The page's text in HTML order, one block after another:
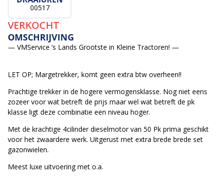
00517
VERKOCHT
OMSCHRIJVING
— VMService ’s Lands Grootste in Kleine Tractoren! —
LET OP; Margetrekker, komt geen extra btw overheen!!
Prachtige trekker in de hogere vermogensklasse. Nog niet eens
zozeer voor wat betreft de prijs maar wel wat betreft de pk
klasse ligt deze combinatie een niveau hoger.
Met de krachtige 4cilinder dieselmotor van 50 Pk prima geschikt
voor het zwaardere werk. Uitgerust met extra brede brede set
gazonwielen.
Meest luxe uitvoering met o.a.